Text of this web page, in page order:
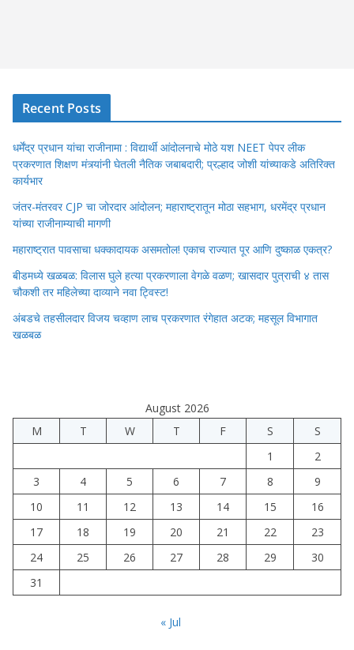
Recent Posts
धर्मेंद्र प्रधान यांचा राजीनामा : विद्यार्थी आंदोलनाचे मोठे यश NEET पेपर लीक
प्रकरणात शिक्षण मंत्र्यांनी घेतली नैतिक जबाबदारी; प्रल्हाद जोशी यांच्याकडे अतिरिक्त
कार्यभार
जंतर-मंतरवर CJP चा जोरदार आंदोलन; महाराष्ट्रातून मोठा सहभाग, धरमेंद्र प्रधान
यांच्या राजीनाम्याची मागणी
महाराष्ट्रात पावसाचा धक्कादायक असमतोल! एकाच राज्यात पूर आणि दुष्काळ एकत्र?
बीडमध्ये खळबळ: विलास घुले हत्या प्रकरणाला वेगळे वळण; खासदार पुत्राची ४ तास
चौकशी तर महिलेच्या दाव्याने नवा ट्विस्ट!
अंबडचे तहसीलदार विजय चव्हाण लाच प्रकरणात रंगेहात अटक; महसूल विभागात
खळबळ
August 2026
M
T W T F S
S
1
2
3
4 5 6 7 8
9
10
11 12 13 14 15
16
17
18 19 20 21 22
23
24
25 26 27 28 29
30
31
« Jul